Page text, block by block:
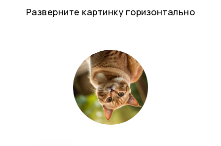
Разверните картинку горизонтально